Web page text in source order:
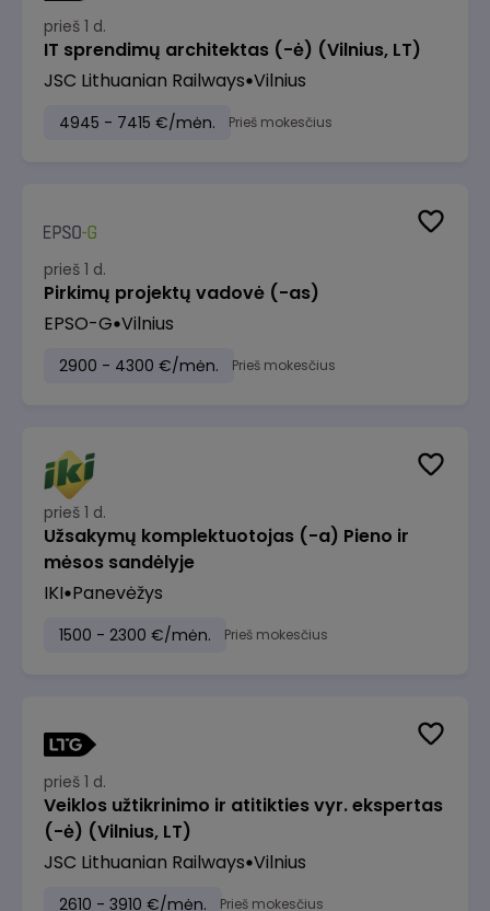
prieš 1 d.
IT sprendimų architektas (-ė) (Vilnius, LT)
JSC Lithuanian Railways Vilnius
4945 - 7415 €/mėn. Prieš mokesčius
prieš 1 d.
Pirkimų projektų vadovė (-as)
EPSO-G Vilnius
2900 - 4300 €/mėn. Prieš mokesčius
prieš 1 d.
Užsakymų komplektuotojas (-a) Pieno ir
mėsos sandėlyje
IKI Panevėžys
1500 - 2300 €/mėn. Prieš mokesčius
prieš 1 d.
Veiklos užtikrinimo ir atitikties vyr. ekspertas
(-ė) (Vilnius, LT)
JSC Lithuanian Railways Vilnius
2610 - 3910 €/mėn. Prieš mokesčius